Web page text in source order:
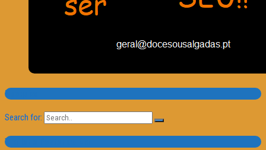
Pesquisa
Search for:
Trailer e Poster do Dia